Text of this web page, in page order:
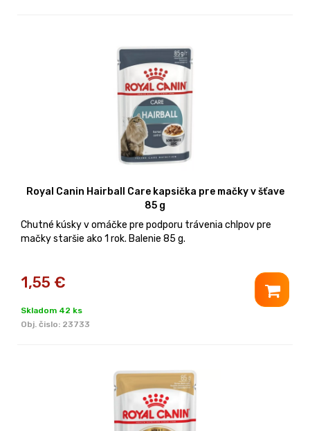
Royal Canin Hairball Care kapsička pre mačky v šťave
85 g
Chutné kúsky v omáčke pre podporu trávenia chlpov pre
mačky staršie ako 1 rok. Balenie 85 g.
1,55 €
Skladom 42 ks
Obj. čislo: 23733